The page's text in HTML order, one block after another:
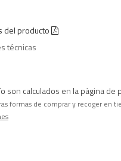
del producto
técnicas
son calculados en la página de
formas de comprar y recoger en